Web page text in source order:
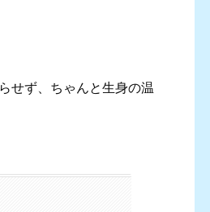
せず、ちゃんと生身の温